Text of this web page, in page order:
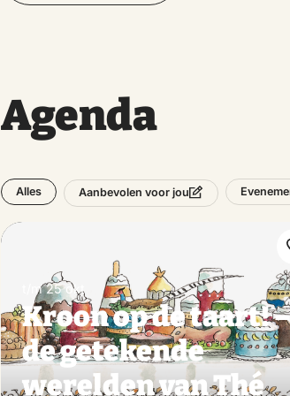
Agenda
Alles Aanbevolen voor jou
t/m 25 okt
Kroon op de taart!
de getekende
werelden van Thé